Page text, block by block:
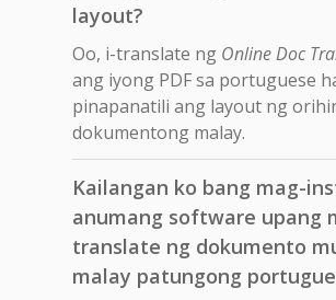
layout?
Oo, i-translate ng Online Doc
ang iyong PDF sa portuguese
pinapanatili ang layout ng
dokumentong malay.
Kailangan ko bang mag-
anumang software upang
translate ng dokumento
malay patungong